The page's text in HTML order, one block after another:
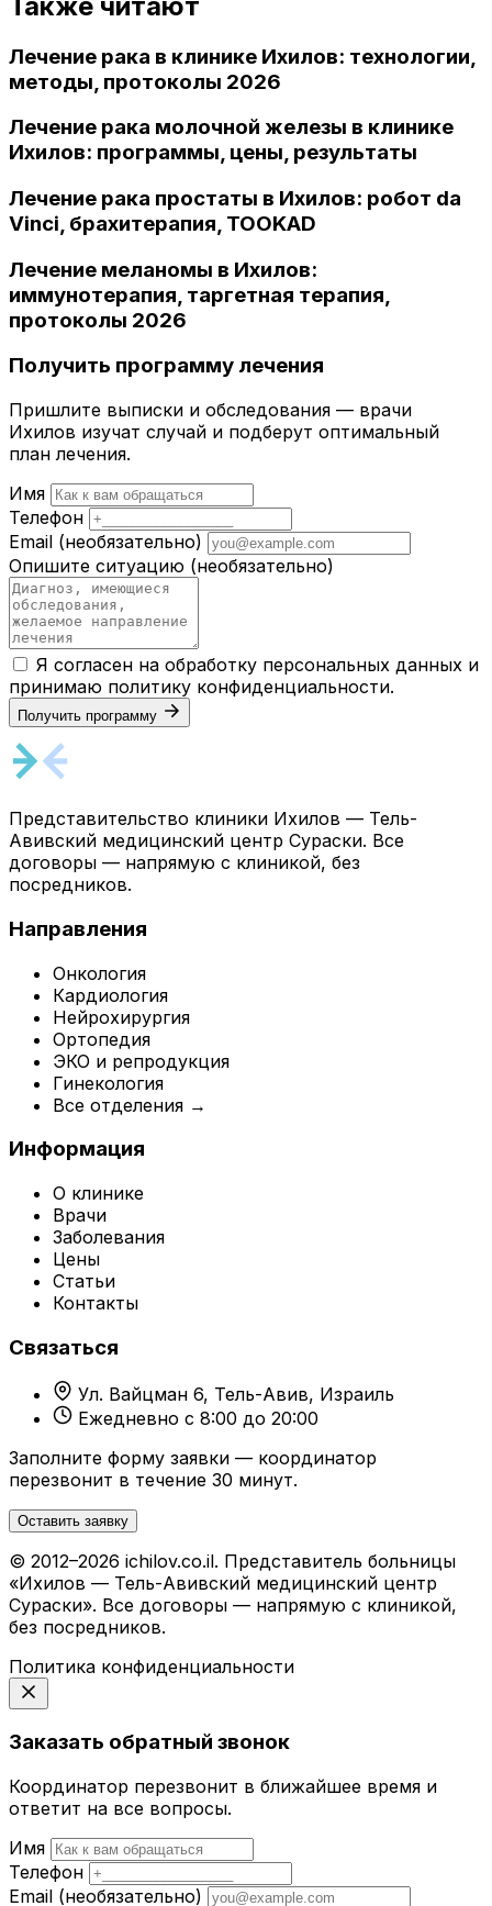
Лечение рака в клинике Ихилов: технологии,
методы, протоколы 2026
Лечение рака молочной железы в клинике
Ихилов: программы, цены, результаты
Лечение рака простаты в Ихилов: робот da
Vinci, брахитерапия, TOOKAD
Лечение меланомы в Ихилов:
иммунотерапия, таргетная терапия,
протоколы 2026
Получить программу лечения
Пришлите выписки и обследования — врачи
Ихилов изучат случай и подберут оптимальный
план лечения.
Имя
Телефон
Email (необязательно)
Опишите ситуацию (необязательно)
Я согласен на обработку персональных данных и
принимаю политику конфиденциальности.
Получить программу
Представительство клиники Ихилов — Тель-
Авивский медицинский центр Сураски. Все
договоры — напрямую с клиникой, без
посредников.
Направления
Онкология
Кардиология
Нейрохирургия
Ортопедия
ЭКО и репродукция
Гинекология
Все отделения →
Информация
О клинике
Врачи
Заболевания
Цены
Статьи
Контакты
Связаться
Ул. Вайцман 6, Тель-Авив, Израиль
Ежедневно с 8:00 до 20:00
Заполните форму заявки — координатор
перезвонит в течение 30 минут.
Оставить заявку
© 2012–2026 ichilov.co.il. Представитель больницы
«Ихилов — Тель-Авивский медицинский центр
Сураски». Все договоры — напрямую с клиникой,
без посредников.
Политика конфиденциальности
Заказать обратный звонок
Координатор перезвонит в ближайшее время и
ответит на все вопросы.
Имя
Телефон
Email (необязательно)